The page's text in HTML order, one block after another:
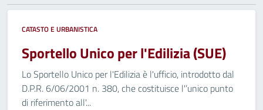
CATASTO E URBANISTICA
Sportello Unico per l'Edilizia (SUE)
Lo Sportello Unico per l'Edilizia è l'ufficio, introdotto dal
D.P.R. 6/06/2001 n. 380, che costituisce l'’unico punto
di riferimento all'...